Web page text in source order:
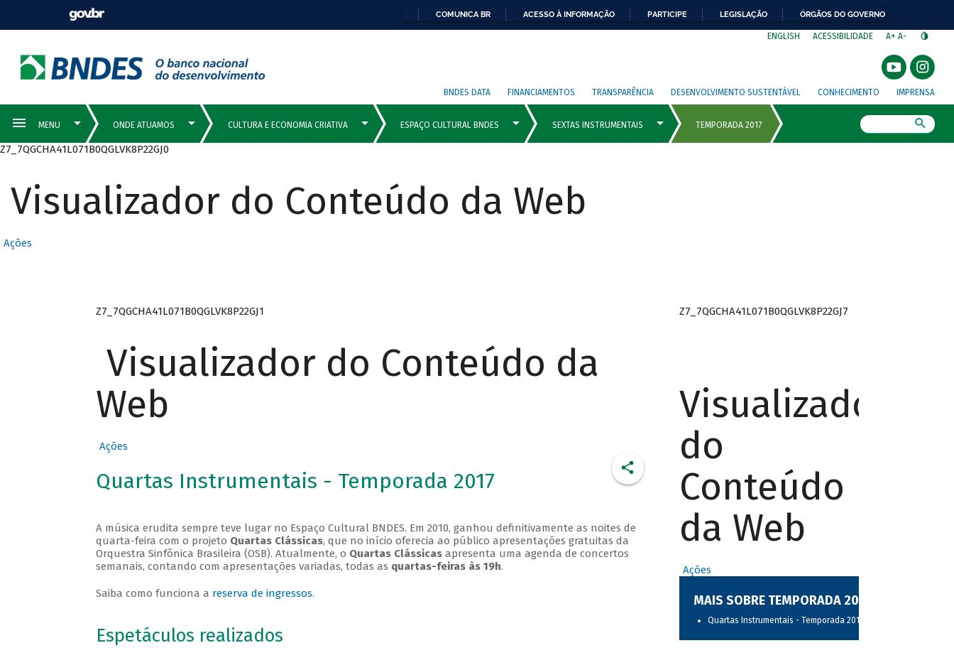
COMUNICA BR ACESSO À INFORMAÇÃO PARTICIPE LEGISLAÇÃO ÓRGÃOS DO GOVERNO
ENGLISH ACESSIBILIDADE A+ A-
BNDES DATA FINANCIAMENTOS TRANSPARÊNCIA DESENVOLVIMENTO SUSTENTÁVEL CONHECIMENTO IMPRENSA
Z7_7QGCHA41L071B0QGLVK8P22GJ0
Visualizador do Conteúdo da Web
Ações
Z7_7QGCHA41L071B0QGLVK8P22GJ1
Visualizador do Conteúdo da
Web
Ações
Quartas Instrumentais - Temporada 2017
A música erudita sempre teve lugar no Espaço Cultural BNDES. Em 2010, ganhou definitivamente as noites de
quarta-feira com o projeto Quartas Clássicas, que no início oferecia ao público apresentações gratuitas da
Orquestra Sinfônica Brasileira (OSB). Atualmente, o Quartas Clássicasapresenta uma agenda de concertos
semanais, contando com apresentações variadas, todas as quartas-feiras às 19h.
Saiba como funciona a reserva de ingressos.
Espetáculos realizados
Z7_7QGCHA41L071B0QGLVK8P22GJ7
Visualizador
do
Conteúdo
da Web
Ações
MAIS SOBRE TEMPORADA 2017
Quartas Instrumentais - Temporada 2017